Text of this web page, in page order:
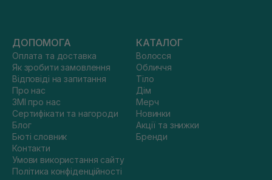
ДОПОМОГА
Оплата та доставка
Як зробити замовлення
Відповіді на запитання
Про нас
ЗМІ про нас
Сертифікати та нагороди
Блог
Бюті словник
Контакти
Умови використання сайту
Політика конфіденційності
КАТАЛОГ
Волосся
Обличчя
Тіло
Дім
Мерч
Новинки
Акції та знижки
Бренди